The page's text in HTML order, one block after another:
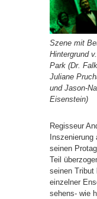
Szene mit
Hintergrund
Park (Dr.
Juliane
und Jason-
Eisenstein)
Regisseur
seinen
Teil
seinen Tribut
einzelner
sehens- wie